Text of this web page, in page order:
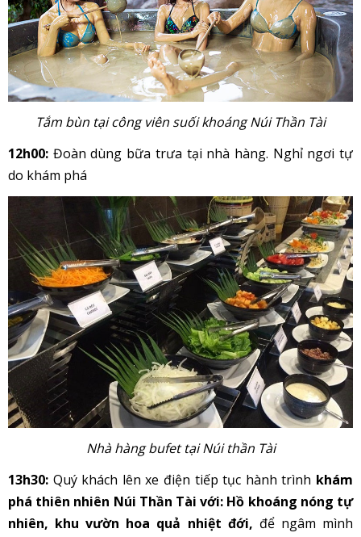
Tắm bùn tại công viên suối khoáng Núi Thần Tài
12h00: Đoàn dùng bữa trưa tại nhà hàng. Nghỉ ngơi tự
do khám phá
Nhà hàng bufet tại Núi thần Tài
13h30: Quý khách lên xe điện tiếp tục hành trình khám
phá thiên nhiên Núi Thần Tài với: Hồ khoáng nóng tự
nhiên, khu vườn hoa quả nhiệt đới, để ngâm mình